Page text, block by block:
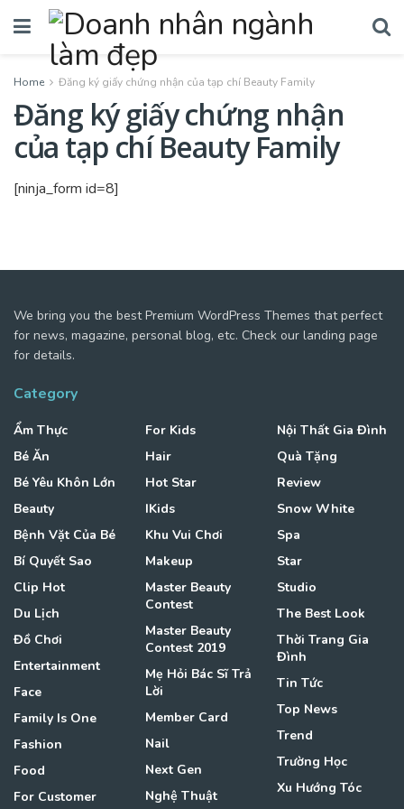
Home Đăng ký giấy chứng nhận của tạp chí Beauty Family
Đăng ký giấy chứng nhận
của tạp chí Beauty Family
[ninja_form id=8]
We bring you the best Premium WordPress Themes that perfect
for news, magazine, personal blog, etc. Check our landing page
for details.
Category
Ẩm Thực
Bé Ăn
Bé Yêu Khôn Lớn
Beauty
Bệnh Vặt Của Bé
Bí Quyết Sao
Clip Hot
Du Lịch
Đồ Chơi
Entertainment
Face
Family Is One
Fashion
Food
For Customer
For Kids
Hair
Hot Star
IKids
Khu Vui Chơi
Makeup
Master Beauty
Contest
Master Beauty
Contest 2019
Mẹ Hỏi Bác Sĩ Trả
Lời
Member Card
Nail
Next Gen
Nghệ Thuật
Nội Thất Gia Đình
Quà Tặng
Review
Snow White
Spa
Star
Studio
The Best Look
Thời Trang Gia
Đình
Tin Tức
Top News
Trend
Trường Học
Xu Hướng Tóc